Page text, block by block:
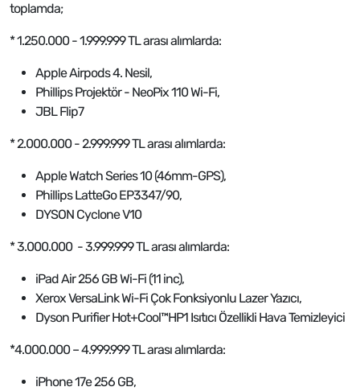
toplamda;
* 1.250.000 - 1.999.999 TL arası alımlarda:
Apple Airpods 4. Nesil,
Phillips Projektör - NeoPix 110 Wi-Fi,
JBL Flip7
* 2.000.000 - 2.999.999 TL arası alımlarda:
Apple Watch Series 10 (46mm-GPS),
Phillips LatteGo EP3347/90,
DYSON Cyclone V10
* 3.000.000 - 3.999.999 TL arası alımlarda:
iPad Air 256 GB Wi-Fi (11 inc),
Xerox VersaLink Wi-Fi Çok Fonksiyonlu Lazer Yazıcı,
Dyson Purifier Hot+Cool™HP1 Isıtıcı Özellikli Hava Temizleyici
*4.000.000 – 4.999.999 TL arası alımlarda:
iPhone 17e 256 GB,